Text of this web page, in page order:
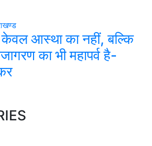
केवल आस्था का नहीं, बल्कि
का भी महापर्व है-